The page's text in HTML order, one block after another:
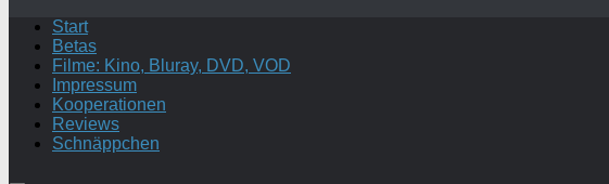
Start
Betas
Filme: Kino, Bluray, DVD, VOD
Impressum
Kooperationen
Reviews
Schnäppchen